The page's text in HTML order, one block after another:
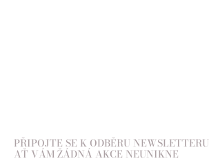
PŘIPOJTE SE K ODBĚRU NEWSLETTERU
AŤ VÁM ŽÁDNÁ AKCE NEUNIKNE